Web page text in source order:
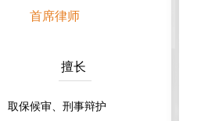
首席律师
擅长
取保候审、刑事辩护